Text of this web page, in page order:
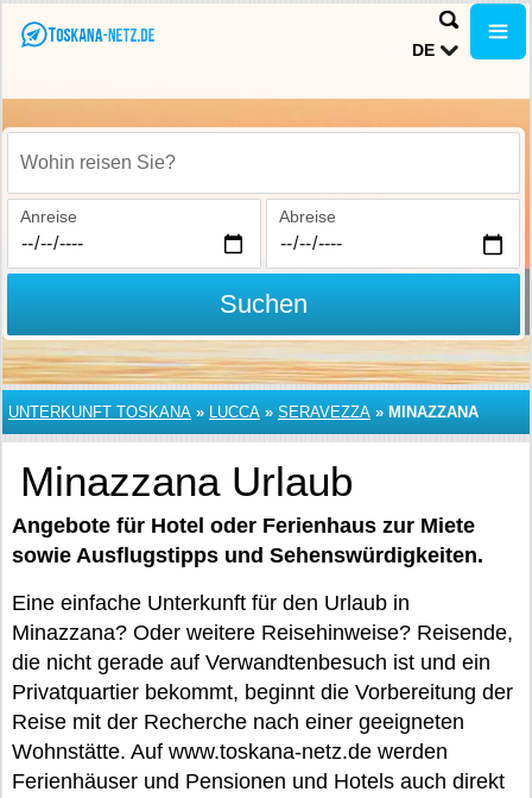
DE
Wohin reisen Sie?
Anreise Abreise
Suchen
UNTERKUNFT TOSKANA » LUCCA » SERAVEZZA » MINAZZANA
Minazzana Urlaub
Angebote für Hotel oder Ferienhaus zur Miete
sowie Ausflugstipps und Sehenswürdigkeiten.
Eine einfache Unterkunft für den Urlaub in
Minazzana? Oder weitere Reisehinweise? Reisende,
die nicht gerade auf Verwandtenbesuch ist und ein
Privatquartier bekommt, beginnt die Vorbereitung der
Reise mit der Recherche nach einer geeigneten
Wohnstätte. Auf www.toskana-netz.de werden
Ferienhäuser und Pensionen und Hotels auch direkt